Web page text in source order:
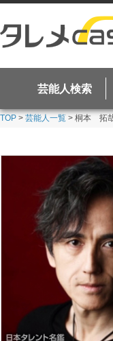
芸能人検索
TOP > 芸能人一覧 > 桐本 拓